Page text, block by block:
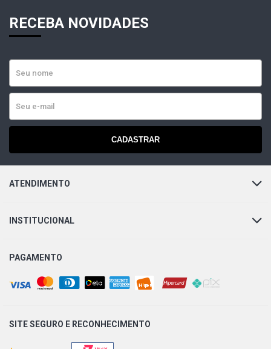
RECEBA NOVIDADES
CADASTRAR
ATENDIMENTO
INSTITUCIONAL
PAGAMENTO
SITE SEGURO E RECONHECIMENTO